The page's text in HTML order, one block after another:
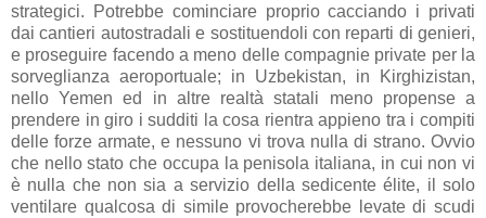
strategici. Potrebbe cominciare proprio cacciando i privati
dai cantieri autostradali e sostituendoli con reparti di genieri,
e proseguire facendo a meno delle compagnie private per la
sorveglianza aeroportuale; in Uzbekistan, in Kirghizistan,
nello Yemen ed in altre realtà statali meno propense a
prendere in giro i sudditi la cosa rientra appieno tra i compiti
delle forze armate, e nessuno vi trova nulla di strano. Ovvio
che nello stato che occupa la penisola italiana, in cui non vi
è nulla che non sia a servizio della sedicente élite, il solo
ventilare qualcosa di simile provocherebbe levate di scudi